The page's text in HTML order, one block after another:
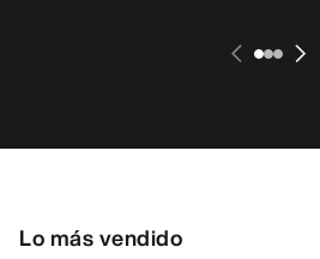
Lo más vendido